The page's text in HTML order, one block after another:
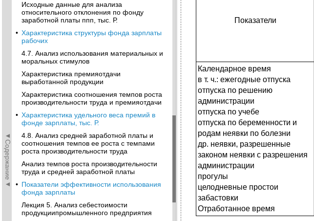
◄Содержание◄
Исходные данные для анализа
относительного отклонения по фонду
заработной платы ппп, тыс. Р.
• Характеристика структуры фонда зарплаты
рабочих
4.7. Анализ использования материальных и
моральных стимулов
Характеристика премияотдачи
выработанной продукции
Характеристика соотношения темпов роста
производительности труда и премияотдачи
• Характеристика удельного веса премий в
фонде зарплаты, тыс. Р.
4.8. Анализ средней заработной платы и
соотношения темпов ее роста с темпами
роста производительности труда
Анализ темпов роста производительности
труда и средней заработной платы
• Показатели эффективности использования
фонда зарплаты
Лекция 5. Анализ себестоимости
продукциипромышленного предприятия
Показатели
Календарное время
в т. ч.: ежегодные отпуска
отпуска по решению
администрации
отпуска по учебе
отпуска по беременности и
родам неявки по болезни
др. неявки, разрешенные
законом неявки с разрешения
администрации
прогулы
целодневные простои
забастовки
Отработанное время